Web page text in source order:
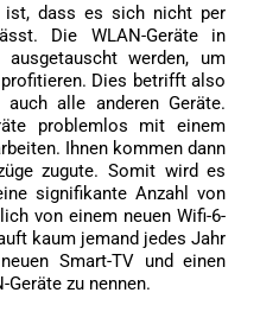
dass es sich nicht per
Die WLAN-Geräte in
werden, um
Dies betrifft also
alle anderen Geräte.
problemlos mit einem
Ihnen kommen dann
zugute. Somit wird es
signifikante Anzahl von
von einem neuen Wifi-6-
kaum jemand jedes Jahr
Smart-TV und einen
Geräte zu nennen.